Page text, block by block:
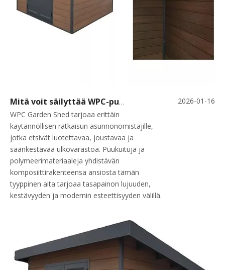
Mitä voit säilyttää WPC-puutarhavajassa?
WPC Garden Shed tarjoaa erittäin
käytännöllisen ratkaisun asunnonomistajille,
jotka etsivät luotettavaa, joustavaa ja
säänkestävää ulkovarastoa. Puukuituja ja
polymeerimateriaaleja yhdistävän
komposiittirakenteensa ansiosta tämän
tyyppinen aita tarjoaa tasapainon lujuuden,
kestävyyden ja modernin esteettisyyden välillä.
2026-01-16